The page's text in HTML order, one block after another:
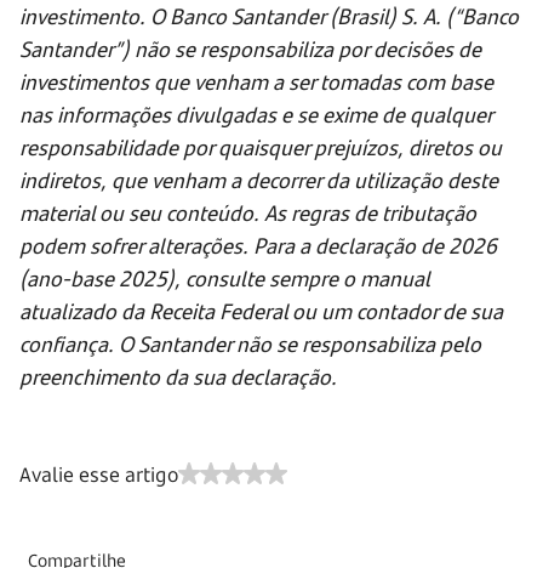
investimento. O Banco Santander (Brasil) S. A. (“Banco
Santander”) não se responsabiliza por decisões de
investimentos que venham a ser tomadas com base
nas informações divulgadas e se exime de qualquer
responsabilidade por quaisquer prejuízos, diretos ou
indiretos, que venham a decorrer da utilização deste
material ou seu conteúdo. As regras de tributação
podem sofrer alterações. Para a declaração de 2026
(ano-base 2025), consulte sempre o manual
atualizado da Receita Federal ou um contador de sua
confiança. O Santander não se responsabiliza pelo
preenchimento da sua declaração.
Avalie esse artigo
Compartilhe